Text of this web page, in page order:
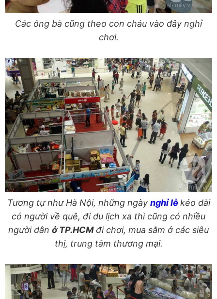
Các ông bà cũng theo con cháu vào đây nghỉ
chơi.
Tương tự như Hà Nội, những ngày nghỉ lễ kéo dài
có người về quê, đi du lịch xa thì cũng có nhiều
người dân ở TP.HCMđi chơi, mua sắm ở các siêu
thị, trung tâm thương mại.